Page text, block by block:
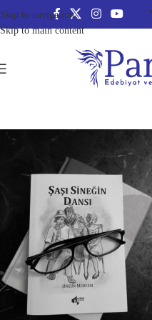
Skip to navigation
Skip to main content